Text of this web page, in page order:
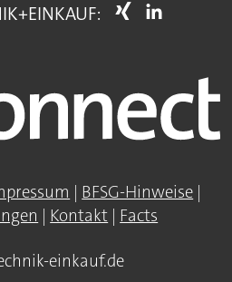
| BFSG-Hinweise |
| Kontakt | Facts
einkauf.de